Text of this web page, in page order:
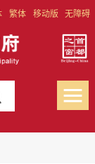
繁体 移动版 无障碍